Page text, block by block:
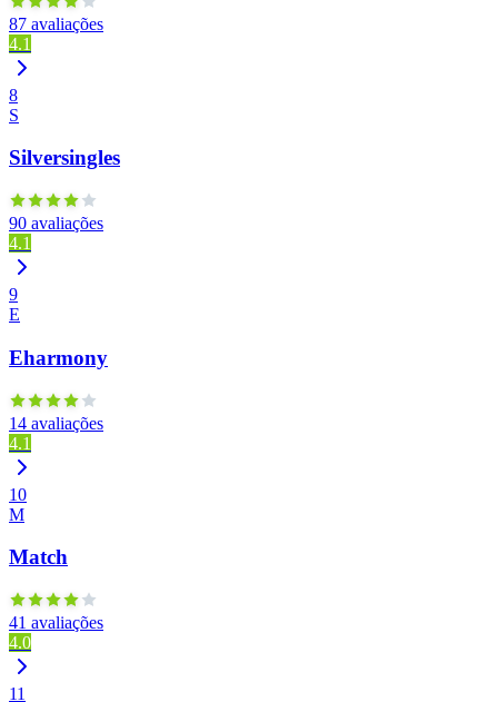
87 avaliações
4.1
8
S
Silversingles
90 avaliações
4.1
9
E
Eharmony
14 avaliações
4.1
10
M
Match
41 avaliações
4.0
11